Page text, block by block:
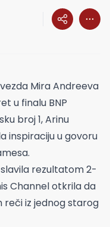
Mira Andreeva
u finalu BNP
broj 1, Arinu
inspiraciju u govoru
rezultatom 2-
Channel otkrila da
reči iz jednog starog